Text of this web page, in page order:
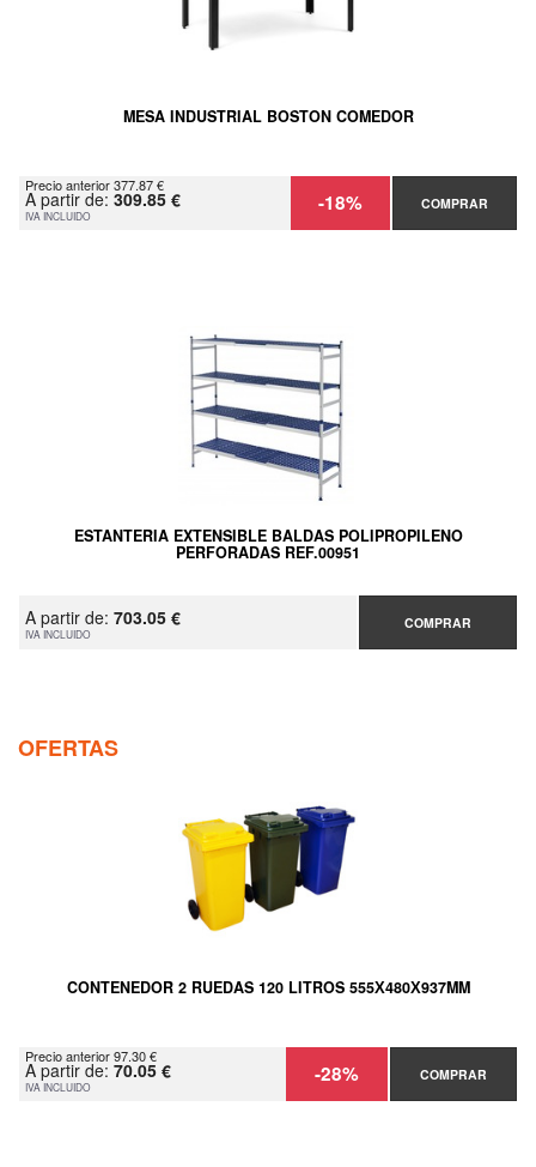
MESA INDUSTRIAL BOSTON COMEDOR
Precio anterior 377.87 €
A partir de: 309.85 €
IVA INCLUIDO -18% COMPRAR
ESTANTERIA EXTENSIBLE BALDAS POLIPROPILENO
PERFORADAS REF.00951
A partir de: 703.05 €
IVA INCLUIDO
COMPRAR
OFERTAS
CONTENEDOR 2 RUEDAS 120 LITROS 555Х480Х937MM
Precio anterior 97.30 €
A partir de: 70.05 €
IVA INCLUIDO -28% COMPRAR